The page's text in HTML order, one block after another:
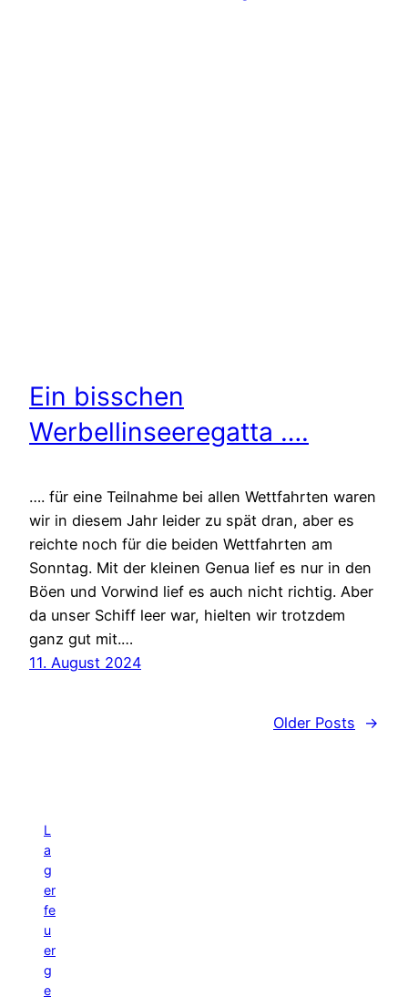
Ein bisschen
Werbellinseeregatta ….
…. für eine Teilnahme bei allen Wettfahrten waren
wir in diesem Jahr leider zu spät dran, aber es
reichte noch für die beiden Wettfahrten am
Sonntag. Mit der kleinen Genua lief es nur in den
Böen und Vorwind lief es auch nicht richtig. Aber
da unser Schiff leer war, hielten wir trotzdem
ganz gut mit.…
11. August 2024
Older Posts →
L
a
g
er
fe
u
er
g
e